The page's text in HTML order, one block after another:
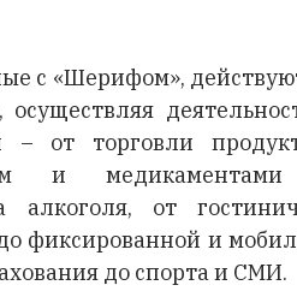
с «Шерифом»,
осуществляя
– от торговли
и
алкоголя, от
фиксированной и
до спорта и СМИ.